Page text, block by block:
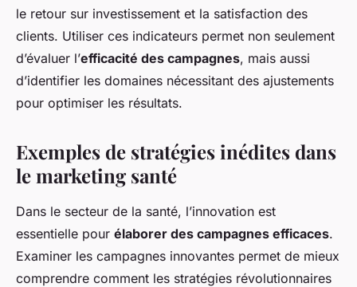
le retour sur investissement et la satisfaction des
clients. Utiliser ces indicateurs permet non seulement
d’évaluer l’efficacité des campagnes, mais aussi
d’identifier les domaines nécessitant des ajustements
pour optimiser les résultats.
Exemples de stratégies inédites dans
le marketing santé
Dans le secteur de la santé, l’innovation est
essentielle pour élaborer des campagnes efficaces.
Examiner les campagnes innovantes permet de mieux
comprendre comment les stratégies révolutionnaires